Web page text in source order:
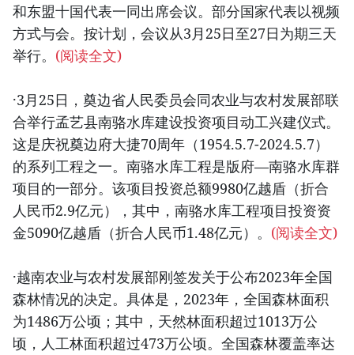
和东盟十国代表一同出席会议。部分国家代表以视频
方式与会。按计划，会议从3月25日至27日为期三天
举行。 (阅读全文)
·3月25日，奠边省人民委员会同农业与农村发展部联
合举行孟艺县南骆水库建设投资项目动工兴建仪式。
这是庆祝奠边府大捷70周年（1954.5.7-2024.5.7）
的系列工程之一。南骆水库工程是版府—南骆水库群
项目的一部分。该项目投资总额9980亿越盾（折合
人民币2.9亿元），其中，南骆水库工程项目投资资
金5090亿越盾（折合人民币1.48亿元）。 (阅读全文)
·越南农业与农村发展部刚签发关于公布2023年全国
森林情况的决定。具体是，2023年，全国森林面积
为1486万公顷；其中，天然林面积超过1013万公
顷，人工林面积超过473万公顷。全国森林覆盖率达